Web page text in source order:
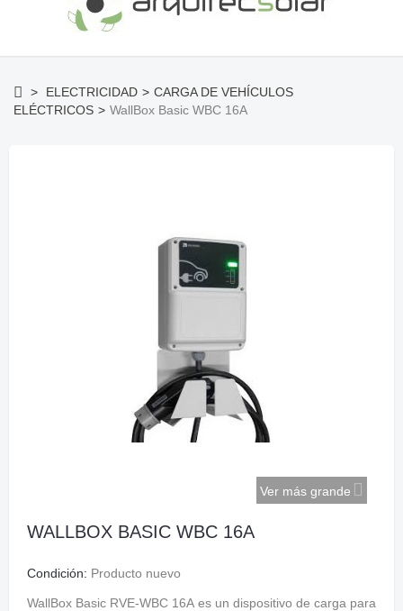
> ELECTRICIDAD > CARGA DE VEHÍCULOS
ELÉCTRICOS > WallBox Basic WBC 16A
Ver más grande
WALLBOX BASIC WBC 16A
Condición: Producto nuevo
WallBox Basic RVE-WBC 16A es un dispositivo de carga para